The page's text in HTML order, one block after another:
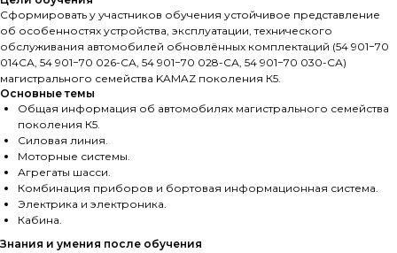
Сформировать у участников обучения устойчивое представление
об особенностях устройства, эксплуатации, технического
обслуживания автомобилей обновлённых комплектаций (54 901−70
014СА, 54 901−70 026-СА, 54 901−70 028-СА, 54 901−70 030-СА)
магистрального семейства KAMAZ поколения К5.
Основные темы
Общая информация об автомобилях магистрального семейства
поколения К5.
Силовая линия.
Моторные системы.
Агрегаты шасси.
Комбинация приборов и бортовая информационная система.
Электрика и электроника.
Кабина.
Знания и умения после обучения